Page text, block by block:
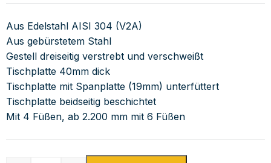
Aus Edelstahl AISI 304 (V2A)
Aus gebürstetem Stahl
Gestell dreiseitig verstrebt und verschweißt
Tischplatte 40mm dick
Tischplatte mit Spanplatte (19mm) unterfüttert
Tischplatte beidseitig beschichtet
Mit 4 Füßen, ab 2.200 mm mit 6 Füßen